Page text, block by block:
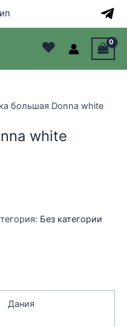
♥
большая Donna white
white
Без категории
Дания